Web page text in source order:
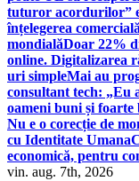
tuturor acordurilor”
înțelegerea
mondialăDoar 22%
online. Digitalizarea
uri simpleMai au
consultant tech: „Eu
oameni buni și foarte
Nu e o corecție de
cu Identitate Umana
economică, pentru
vin. aug. 7th, 2026